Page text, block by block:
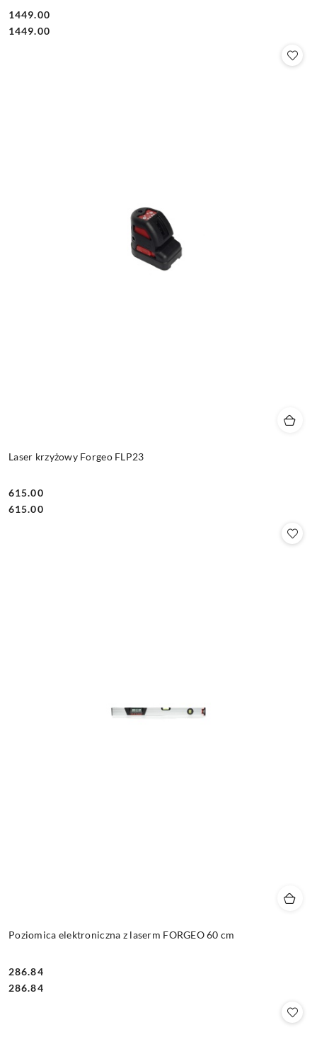
Cena:
1449.00
Cena:
1449.00
Laser krzyżowy Forgeo FLP23
Cena:
615.00
Cena:
615.00
Poziomica elektroniczna z laserm FORGEO 60 cm
Cena:
286.84
Cena:
286.84